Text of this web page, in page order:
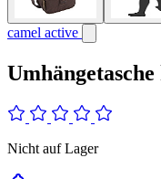
camel active
Nicht auf Lager